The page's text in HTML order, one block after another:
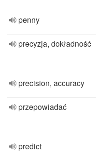
penny
precyzja, dokładność
precision, accuracy
przepowiadać
predict